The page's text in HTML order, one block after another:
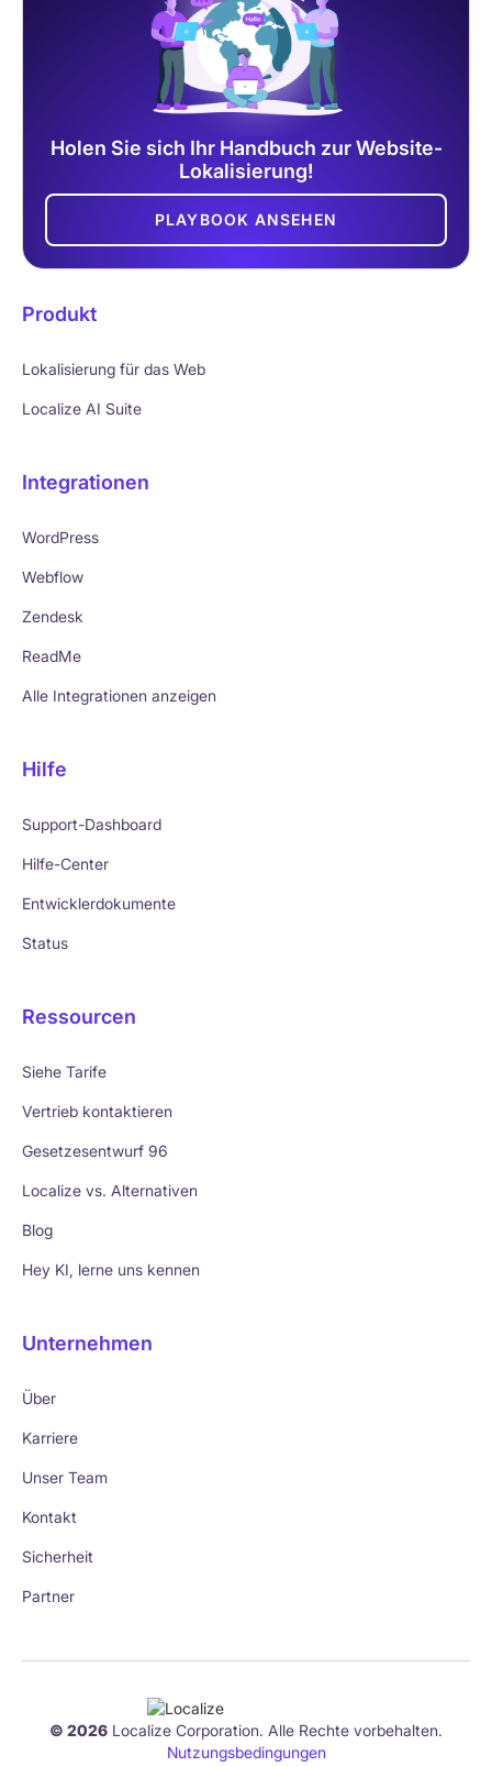
Holen Sie sich Ihr Handbuch zur Website-
Lokalisierung!
PLAYBOOK ANSEHEN
Produkt
Lokalisierung für das Web
Localize AI Suite
Integrationen
WordPress
Webflow
Zendesk
ReadMe
Alle Integrationen anzeigen
Hilfe
Support-Dashboard
Hilfe-Center
Entwicklerdokumente
Status
Ressourcen
Siehe Tarife
Vertrieb kontaktieren
Gesetzesentwurf 96
Localize vs. Alternativen
Blog
Hey KI, lerne uns kennen
Unternehmen
Über
Karriere
Unser Team
Kontakt
Sicherheit
Partner
© 2026 Localize Corporation. Alle Rechte vorbehalten.
Nutzungsbedingungen